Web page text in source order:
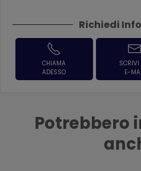
Richiedi
CHIAMA
ADESSO
SCRIVI
E-
Potrebbero